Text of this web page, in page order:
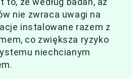
nie zwraca uwagi na
instalowane razem z
co zwiększa ryzyko
niechcianym